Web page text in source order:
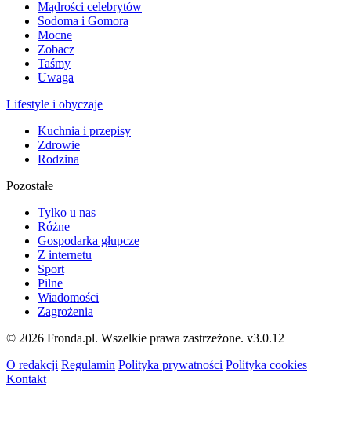
Mądrości celebrytów
Sodoma i Gomora
Mocne
Zobacz
Taśmy
Uwaga
Lifestyle i obyczaje
Kuchnia i przepisy
Zdrowie
Rodzina
Pozostałe
Tylko u nas
Różne
Gospodarka głupcze
Z internetu
Sport
Pilne
Wiadomości
Zagrożenia
© 2026 Fronda.pl. Wszelkie prawa zastrzeżone. v3.0.12
O redakcji Regulamin Polityka prywatności Polityka cookies
Kontakt